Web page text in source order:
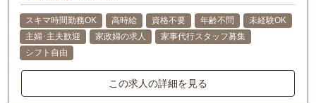
スキマ時間勤務OK 高時給 資格不要 年齢不問
未経験OK
主婦･主夫歓迎
家政婦の求人
家事代行スタッフ募集
シフト自由
この求人の詳細を見る